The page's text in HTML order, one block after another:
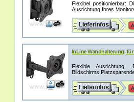
Flexibel positionierbar:
Ausrichtung Ihres
InLine Wandhalterung,
Flexible Ausrichtung: